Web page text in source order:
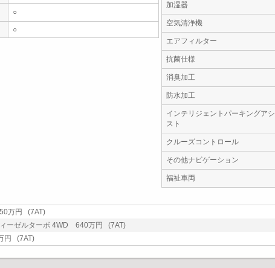
○
○
加湿器
空気清浄機
エアフィルター
抗菌仕様
消臭加工
防水加工
インテリジェントパーキングアシ
スト
クルーズコントロール
その他ナビゲーション
福祉車両
万円 (7AT)
ーゼルターボ 4WD 640万円 (7AT)
円 (7AT)